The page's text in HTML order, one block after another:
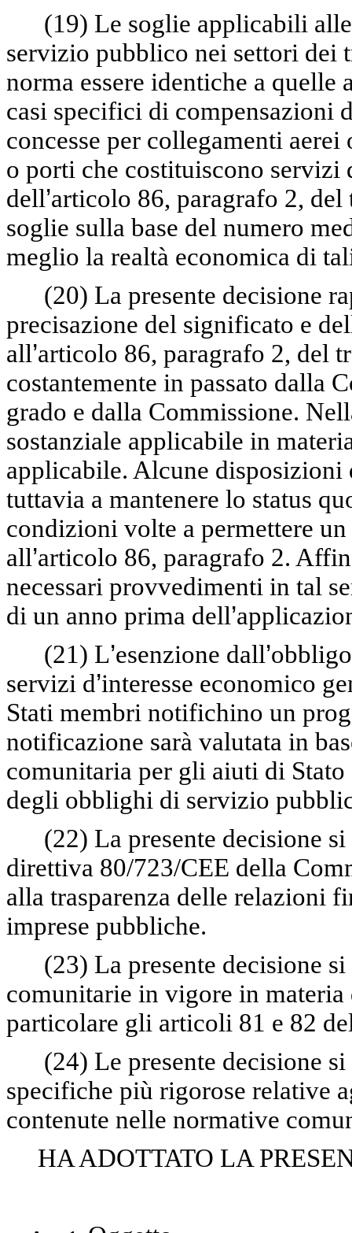
(19) Le soglie applicabili
servizio pubblico nei settori dei
norma essere identiche a
casi specifici di
concesse per collegamenti
o porti che costituiscono servizi
dell’articolo 86, paragrafo 2,
soglie sulla base del numero
meglio la realtà economica di
(20) La presente decisione
precisazione del significato e
all’articolo 86, paragrafo 2, del
costantemente in passato dalla
grado e dalla Commissione.
sostanziale applicabile in
applicabile. Alcune disposizioni
tuttavia a mantenere lo status
condizioni volte a permettere
all’articolo 86, paragrafo 2.
necessari provvedimenti in tal
di un anno prima dell’
(21) L’esenzione dall’
servizi d’interesse economico
Stati membri notifichino un
notificazione sarà valutata in
comunitaria per gli aiuti di
degli obblighi di servizio
(22) La presente decisione
direttiva 80/723/CEE della
alla trasparenza delle relazioni
imprese pubbliche.
(23) La presente decisione
comunitarie in vigore in
particolare gli articoli 81 e 82
(24) Le presente decisione
specifiche più rigorose relative
contenute nelle normative
HA ADOTTATO LA